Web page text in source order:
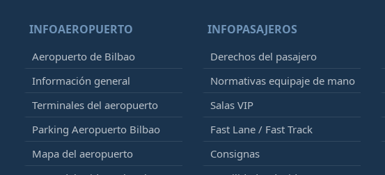
INFOAEROPUERTO
Aeropuerto de Bilbao
Información general
Terminales del aeropuerto
Parking Aeropuerto Bilbao
Mapa del aeropuerto
INFOPASAJEROS
Derechos del pasajero
Normativas equipaje de mano
Salas VIP
Fast Lane / Fast Track
Consignas